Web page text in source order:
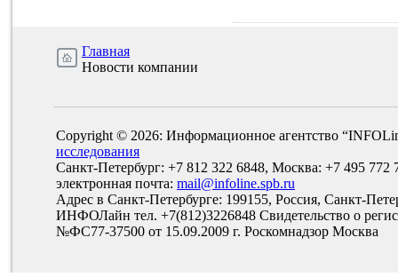
Главная
Новости компании
Copyright © 2026: Информационное агентство
исследования
Санкт-Петербург: +7 812 322 6848, Москва: +7 495 772
электронная почта: mail@infoline.spb.ru
Адрес в Санкт-Петербурге: 199155, Россия, Санкт-
ИНФОЛайн тел. +7(812)3226848 Свидетельство о
№ФС77-37500 от 15.09.2009 г. Роскомнадзор Москва